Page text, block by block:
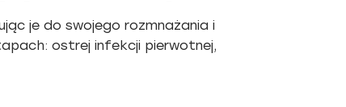
je do swojego rozmnażania i
ostrej infekcji pierwotnej,